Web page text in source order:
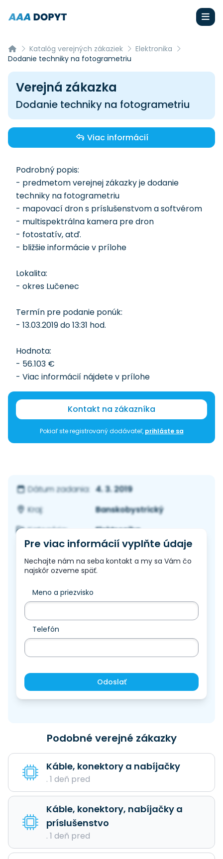
Katalóg verejných zákaziek
Elektronika
Dodanie techniky na fotogrametriu
Verejná zákazka
Dodanie techniky na fotogrametriu
Viac informácií
Podrobný popis:
- predmetom verejnej zákazky je dodanie
techniky na fotogrametriu
- mapovací dron s príslušenstvom a softvérom
- multispektrálna kamera pre dron
- fotostatív, atď.
- bližšie informácie v prílohe
Lokalita:
- okres Lučenec
Termín pre podanie ponúk:
- 13.03.2019 do 13:31 hod.
Hodnota:
- 56.103 €
- Viac informácií nájdete v prílohe
Kontakt na zákazníka
Pokiaľ ste registrovaný dodávateľ, prihláste sa
Dátum zadania: 4. 3. 2019
Kraj:
Banskobystrický
Kategória:
Elektronika
Pre viac informácií vyplňte údaje
Nechajte nám na seba kontakt a my sa Vám čo
najskôr ozveme späť.
Meno a priezvisko
Telefón
Odoslať
Podobné verejné zákazky
Káble, konektory a nabíjačky
. 1 deň pred
Káble, konektory, nabíjačky a
príslušenstvo
. 1 deň pred